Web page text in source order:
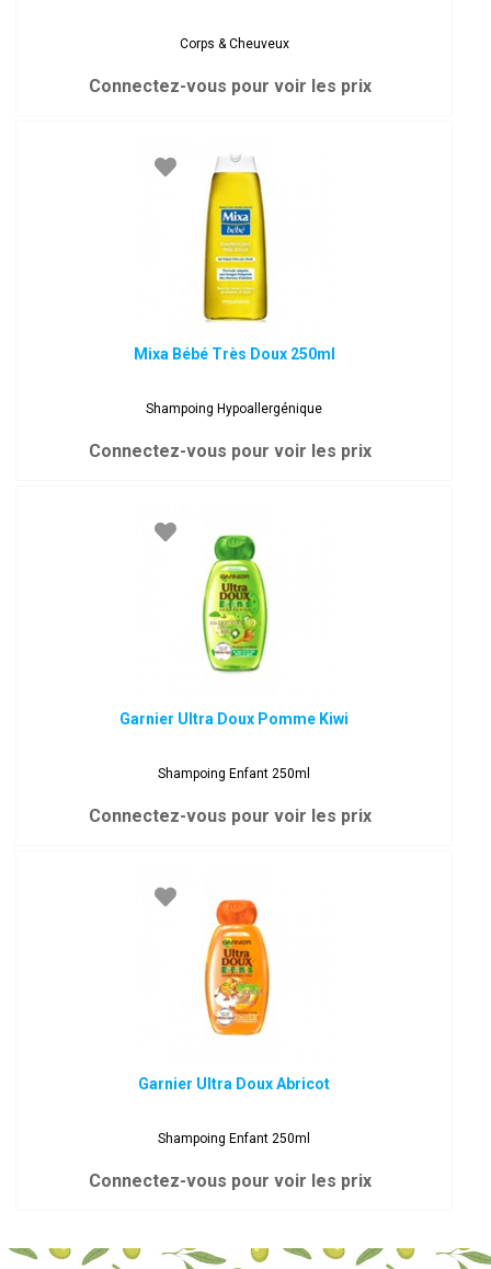
Corps & Cheuveux
Connectez-vous pour voir les prix
Mixa Bébé Très Doux 250ml
Shampoing Hypoallergénique
Connectez-vous pour voir les prix
Garnier Ultra Doux Pomme Kiwi
Shampoing Enfant 250ml
Connectez-vous pour voir les prix
Garnier Ultra Doux Abricot
Shampoing Enfant 250ml
Connectez-vous pour voir les prix